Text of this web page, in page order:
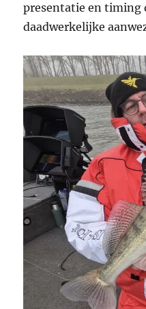
presentatie en timing
daadwerkelijke